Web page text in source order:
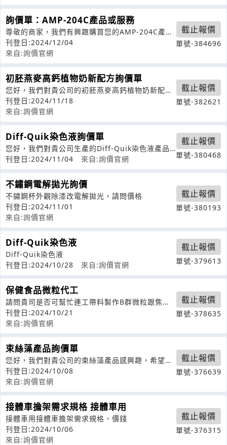
詢價單：AMP-204C產品或服務
尊敬的商家，我們有興趣購買您的AMP-204C產品
或服務，請提供以下信息：1.請
刊登日:2024/12/04
來自:詢價官網
截止報價
單號-384696
初胚燕麥高鈣植物奶新配方詢價單
您好，我們對貴公司的初胚燕麥高鈣植物奶新配方
產品感興趣，希望能夠了解以下信息：1
刊登日:2024/11/18
來自:詢價官網
截止報價
單號-382621
Diff-Quik染色液詢價單
您好，我們對貴公司生產的Diff-Quik染色液產品
感興趣，希望能夠獲得以下信息
刊登日:2024/11/04 來自:詢價官網
截止報價
單號-380468
不鏽鋼電解拋光詢價
不鏽鋼杯外觀除漆改電解拋光，請問價格
刊登日:2024/11/01
來自:詢價官網
截止報價
單號-380193
Diff-Quik染色液
Diff-Quik染色液
刊登日:2024/10/28
來自:詢價官網
截止報價
單號-379613
保健食品微粒代工
請問貴司是否可幫忙連工帶料製作B群微粒跟焦磷
酸鐵微粒B群微粒成品約13公斤焦磷酸
刊登日:2024/10/21
來自:詢價官網
截止報價
單號-378635
束絲藻產品詢價單
您好，我們對貴公司的束絲藻產品感興趣，希望能
瞭解更多詳細信息。請提供以下信息：1
刊登日:2024/10/08
來自:詢價官網
截止報價
單號-376639
接體車擔架需求規格 接體車用
接體車用接體車擔架需求規格、價錢
刊登日:2024/10/06
來自:詢價官網
截止報價
單號-376315